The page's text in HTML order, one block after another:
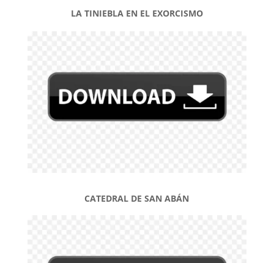
LA TINIEBLA EN EL EXORCISMO
CATEDRAL DE SAN ABÁN